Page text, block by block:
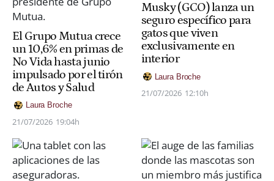
El Grupo Mutua crece
un 10,6% en primas de
No Vida hasta junio
impulsado por el tirón
de Autos y Salud
Laura Broche
21/07/2026 19:04h
Musky (GCO) lanza un
seguro específico para
gatos que viven
exclusivamente en
interior
Laura Broche
21/07/2026 12:10h